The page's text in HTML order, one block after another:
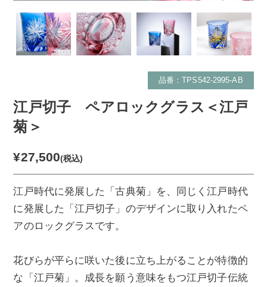
品番：TPS542-2995-AB
江戸切子 ペアロックグラス＜江戸
菊＞
¥27,500(税込)
江戸時代に発展した「古典菊」を、同じく江戸時代
に発展した「江戸切子」のデザインに取り入れたペ
アのロックグラスです。
花びらが平らに咲いた後に立ち上がることが特徴的
な「江戸菊」。成長を願う意味をもつ江戸切子伝統